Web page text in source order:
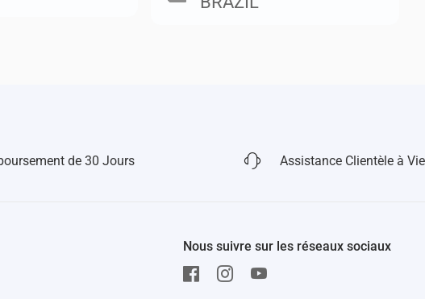
de 30 Jours Assistance Clientèle à Vie
Nous suivre sur les réseaux sociaux